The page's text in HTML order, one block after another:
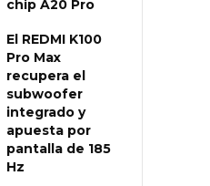
chip A20 Pro
El REDMI K100
Pro Max
recupera el
subwoofer
integrado y
apuesta por
pantalla de 185
Hz